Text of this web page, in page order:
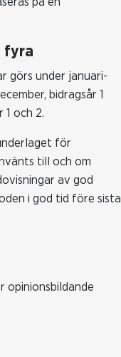
fyra
görs under januari-
bidragsår 1
och 2.
för
till och om
av god
i god tid före sista
opinionsbildande